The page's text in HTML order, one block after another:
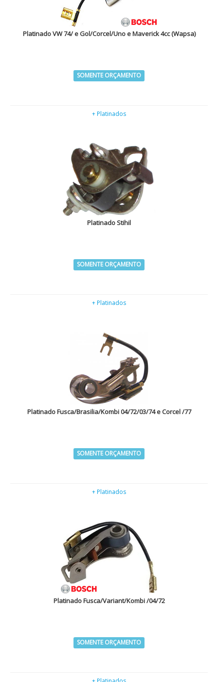
Platinado VW 74/ e Gol/Corcel/Uno e Maverick 4cc (Wapsa)
SOMENTE ORÇAMENTO
+ Platinados
Platinado Stihil
SOMENTE ORÇAMENTO
+ Platinados
Platinado Fusca/Brasilia/Kombi 04/72/03/74 e Corcel /77
SOMENTE ORÇAMENTO
+ Platinados
Platinado Fusca/Variant/Kombi /04/72
SOMENTE ORÇAMENTO